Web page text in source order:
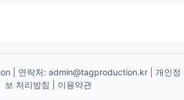
| 연락처: admin@tagproduction.kr
개인정
보 처리방침
이용약관